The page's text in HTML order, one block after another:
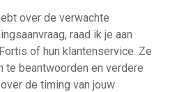
over de verwachte
raad ik je aan
of hun klantenservice. Ze
te beantwoorden en verdere
de timing van jouw